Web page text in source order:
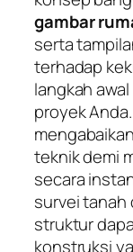
gambar
serta
terhadap
langkah
proyek
teknik demi
secara
survei
struktur
konstruksi